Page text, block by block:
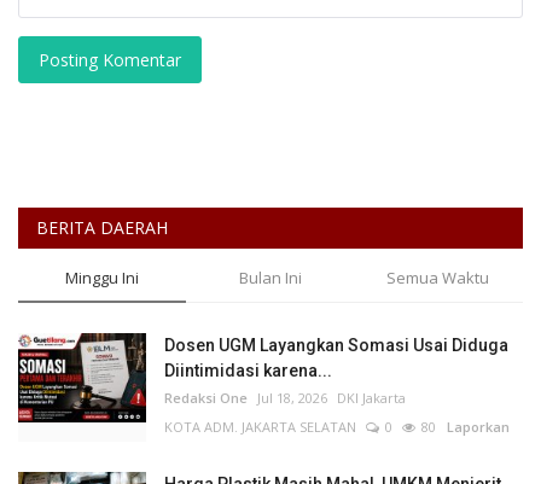
Posting Komentar
BERITA DAERAH
Minggu Ini Bulan Ini Semua Waktu
Dosen UGM Layangkan Somasi Usai Diduga
Diintimidasi karena...
Redaksi One Jul 18, 2026 DKI Jakarta
KOTA ADM. JAKARTA SELATAN
0 80 Laporkan